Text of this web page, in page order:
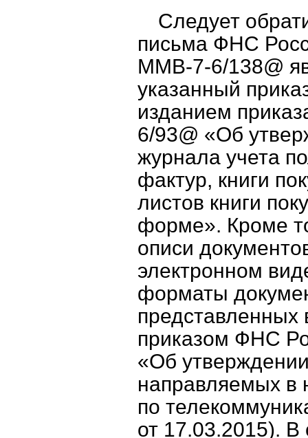
Следует
письма ФНС
ММВ-7-6/138@
указанный
изданием
6/93@ «Об
журнала учета
фактур, книги
листов книги
форме». Кроме
описи
электронном
форматы
представленных
приказом ФНС
«Об
направляемых в
по
от 17.03.2015).